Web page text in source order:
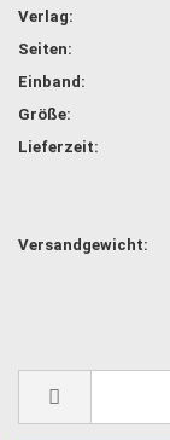
Verlag:
Seiten:
Einband:
Größe:
Lieferzeit:
Versandgewicht: